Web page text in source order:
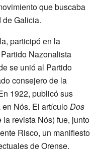
que buscaba
de Galicia.
participó en la
Nazonalista
se unió al Partido
consejero de la
1922, publicó sus
Nós. El artículoDos
la revista Nós) fue, junto
Risco, un manifiesto
de Orense.